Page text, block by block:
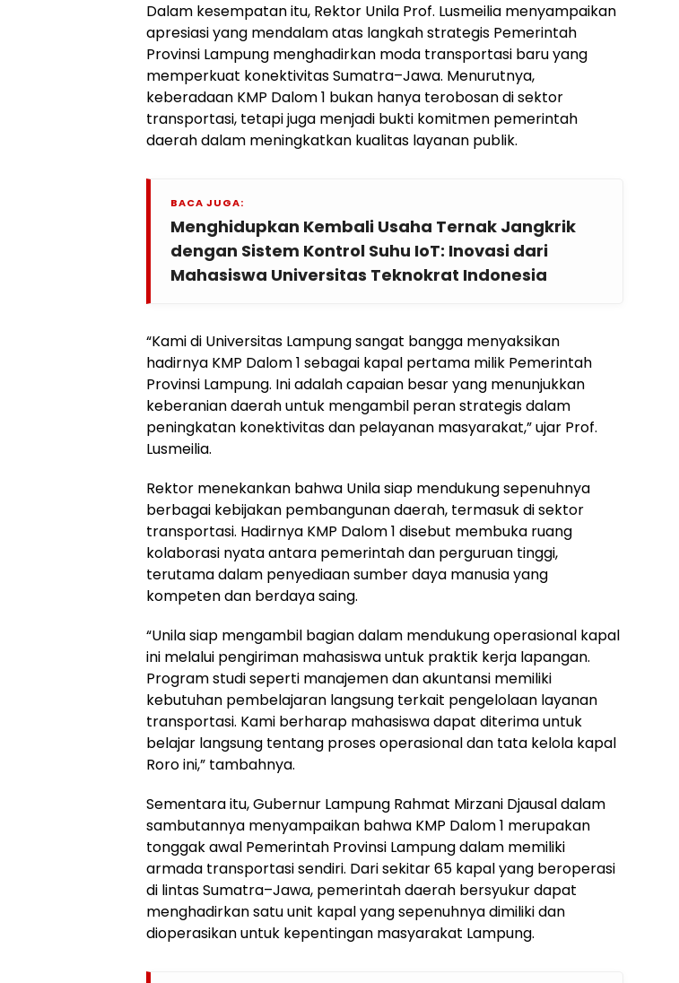
Dalam kesempatan itu, Rektor Unila Prof. Lusmeilia menyampaikan
apresiasi yang mendalam atas langkah strategis Pemerintah
Provinsi Lampung menghadirkan moda transportasi baru yang
memperkuat konektivitas Sumatra–Jawa. Menurutnya,
keberadaan KMP Dalom 1 bukan hanya terobosan di sektor
transportasi, tetapi juga menjadi bukti komitmen pemerintah
daerah dalam meningkatkan kualitas layanan publik.
BACA JUGA:
Menghidupkan Kembali Usaha Ternak Jangkrik
dengan Sistem Kontrol Suhu IoT: Inovasi dari
Mahasiswa Universitas Teknokrat Indonesia
“Kami di Universitas Lampung sangat bangga menyaksikan
hadirnya KMP Dalom 1 sebagai kapal pertama milik Pemerintah
Provinsi Lampung. Ini adalah capaian besar yang menunjukkan
keberanian daerah untuk mengambil peran strategis dalam
peningkatan konektivitas dan pelayanan masyarakat,” ujar Prof.
Lusmeilia.
Rektor menekankan bahwa Unila siap mendukung sepenuhnya
berbagai kebijakan pembangunan daerah, termasuk di sektor
transportasi. Hadirnya KMP Dalom 1 disebut membuka ruang
kolaborasi nyata antara pemerintah dan perguruan tinggi,
terutama dalam penyediaan sumber daya manusia yang
kompeten dan berdaya saing.
“Unila siap mengambil bagian dalam mendukung operasional kapal
ini melalui pengiriman mahasiswa untuk praktik kerja lapangan.
Program studi seperti manajemen dan akuntansi memiliki
kebutuhan pembelajaran langsung terkait pengelolaan layanan
transportasi. Kami berharap mahasiswa dapat diterima untuk
belajar langsung tentang proses operasional dan tata kelola kapal
Roro ini,” tambahnya.
Sementara itu, Gubernur Lampung Rahmat Mirzani Djausal dalam
sambutannya menyampaikan bahwa KMP Dalom 1 merupakan
tonggak awal Pemerintah Provinsi Lampung dalam memiliki
armada transportasi sendiri. Dari sekitar 65 kapal yang beroperasi
di lintas Sumatra–Jawa, pemerintah daerah bersyukur dapat
menghadirkan satu unit kapal yang sepenuhnya dimiliki dan
dioperasikan untuk kepentingan masyarakat Lampung.